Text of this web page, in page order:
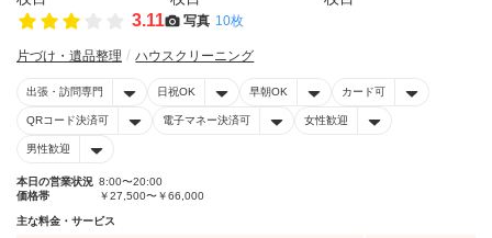
3.11 写真 10枚
片づけ・遺品整理 ハウスクリーニング
出張・訪問専門 日祝OK 早朝OK カード可
QRコード決済可 電子マネー決済可 女性歓迎
男性歓迎
本日の営業状況 8:00〜20:00
価格帯
￥27,500〜￥66,000
主な料金・サービス